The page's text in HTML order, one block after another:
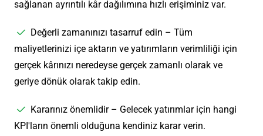
sağlanan ayrıntılı kâr dağılımına hızlı erişiminiz var.
Değerli zamanınızı tasarruf edin – Tüm
maliyetlerinizi içe aktarın ve yatırımların verimliliği için
gerçek kârınızı neredeyse gerçek zamanlı olarak ve
geriye dönük olarak takip edin.
Kararınız önemlidir – Gelecek yatırımlar için hangi
KPI'ların önemli olduğuna kendiniz karar verin.